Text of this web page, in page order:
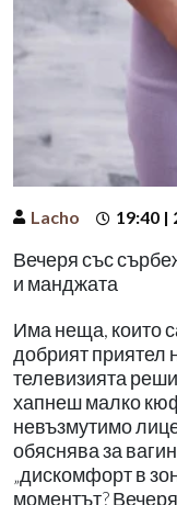
Lacho 19:40 |
Вечеря със
и манджата
Има неща, които
добрият приятел
телевизията
хапнеш малко
невъзмутимо
обяснява за
„дискомфорт в
моментът?